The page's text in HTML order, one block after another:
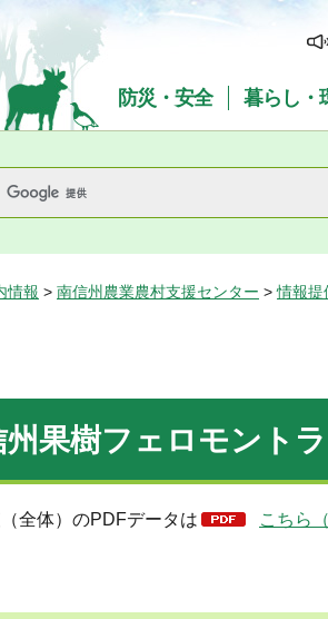
県Nagano Prefecture
防災・安全 暮らし・
情報 > 南信州農業農村支援センター >情報提
果樹フェロモント
全体）のPDFデータは こちら